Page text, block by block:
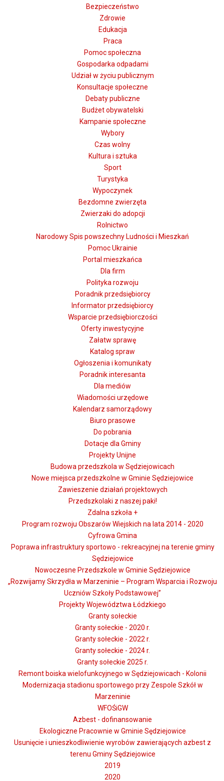
Bezpieczeństwo
Zdrowie
Edukacja
Praca
Pomoc społeczna
Gospodarka odpadami
Udział w życiu publicznym
Konsultacje społeczne
Debaty publiczne
Budżet obywatelski
Kampanie społeczne
Wybory
Czas wolny
Kultura i sztuka
Sport
Turystyka
Wypoczynek
Bezdomne zwierzęta
Zwierzaki do adopcji
Rolnictwo
Narodowy Spis powszechny Ludności i Mieszkań
Pomoc Ukrainie
Portal mieszkańca
Dla firm
Polityka rozwoju
Poradnik przedsiębiorcy
Informator przedsiębiorcy
Wsparcie przedsiębiorczości
Oferty inwestycyjne
Załatw sprawę
Katalog spraw
Ogłoszenia i komunikaty
Poradnik interesanta
Dla mediów
Wiadomości urzędowe
Kalendarz samorządowy
Biuro prasowe
Do pobrania
Dotacje dla Gminy
Projekty Unijne
Budowa przedszkola w Sędziejowicach
Nowe miejsca przedszkolne w Gminie Sędziejowice
Zawieszenie działań projektowych
Przedszkolaki z naszej paki!
Zdalna szkoła +
Program rozwoju Obszarów Wiejskich na lata 2014 - 2020
Cyfrowa Gmina
Poprawa infrastruktury sportowo - rekreacyjnej na terenie gminy
Sędziejowice
Nowoczesne Przedszkole w Gminie Sędziejowice
„Rozwijamy Skrzydła w Marzeninie – Program Wsparcia i Rozwoju
Uczniów Szkoły Podstawowej”
Projekty Województwa Łódzkiego
Granty sołeckie
Granty sołeckie - 2020 r.
Granty sołeckie - 2022 r.
Granty sołeckie - 2024 r.
Granty sołeckie 2025 r.
Remont boiska wielofunkcyjnego w Sędziejowicach - Kolonii
Modernizacja stadionu sportowego przy Zespole Szkół w
Marzeninie
WFOŚiGW
Azbest - dofinansowanie
Ekologiczne Pracownie w Gminie Sędziejowice
Usunięcie i unieszkodliwienie wyrobów zawierających azbest z
terenu Gminy Sędziejowice
2019
2020